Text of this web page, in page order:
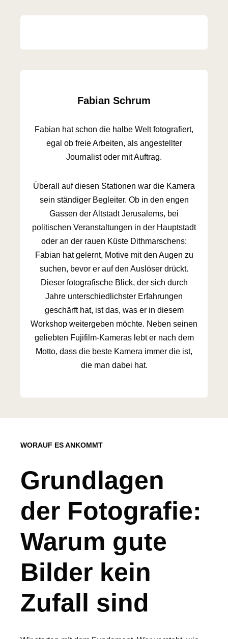
Fabian Schrum
Fabian hat schon die halbe Welt fotografiert,
egal ob freie Arbeiten, als angestellter
Journalist oder mit Auftrag.
Überall auf diesen Stationen war die Kamera
sein ständiger Begleiter. Ob in den engen
Gassen der Altstadt Jerusalems, bei
politischen Veranstaltungen in der Hauptstadt
oder an der rauen Küste Dithmarschens:
Fabian hat gelernt, Motive mit den Augen zu
suchen, bevor er auf den Auslöser drückt.
Dieser fotografische Blick, der sich durch
Jahre unterschiedlichster Erfahrungen
geschärft hat, ist das, was er in diesem
Workshop weitergeben möchte. Neben seinen
geliebten Fujifilm-Kameras lebt er nach dem
Motto, dass die beste Kamera immer die ist,
die man dabei hat.
WORAUF ES ANKOMMT
Grundlagen
der Fotografie:
Warum gute
Bilder kein
Zufall sind